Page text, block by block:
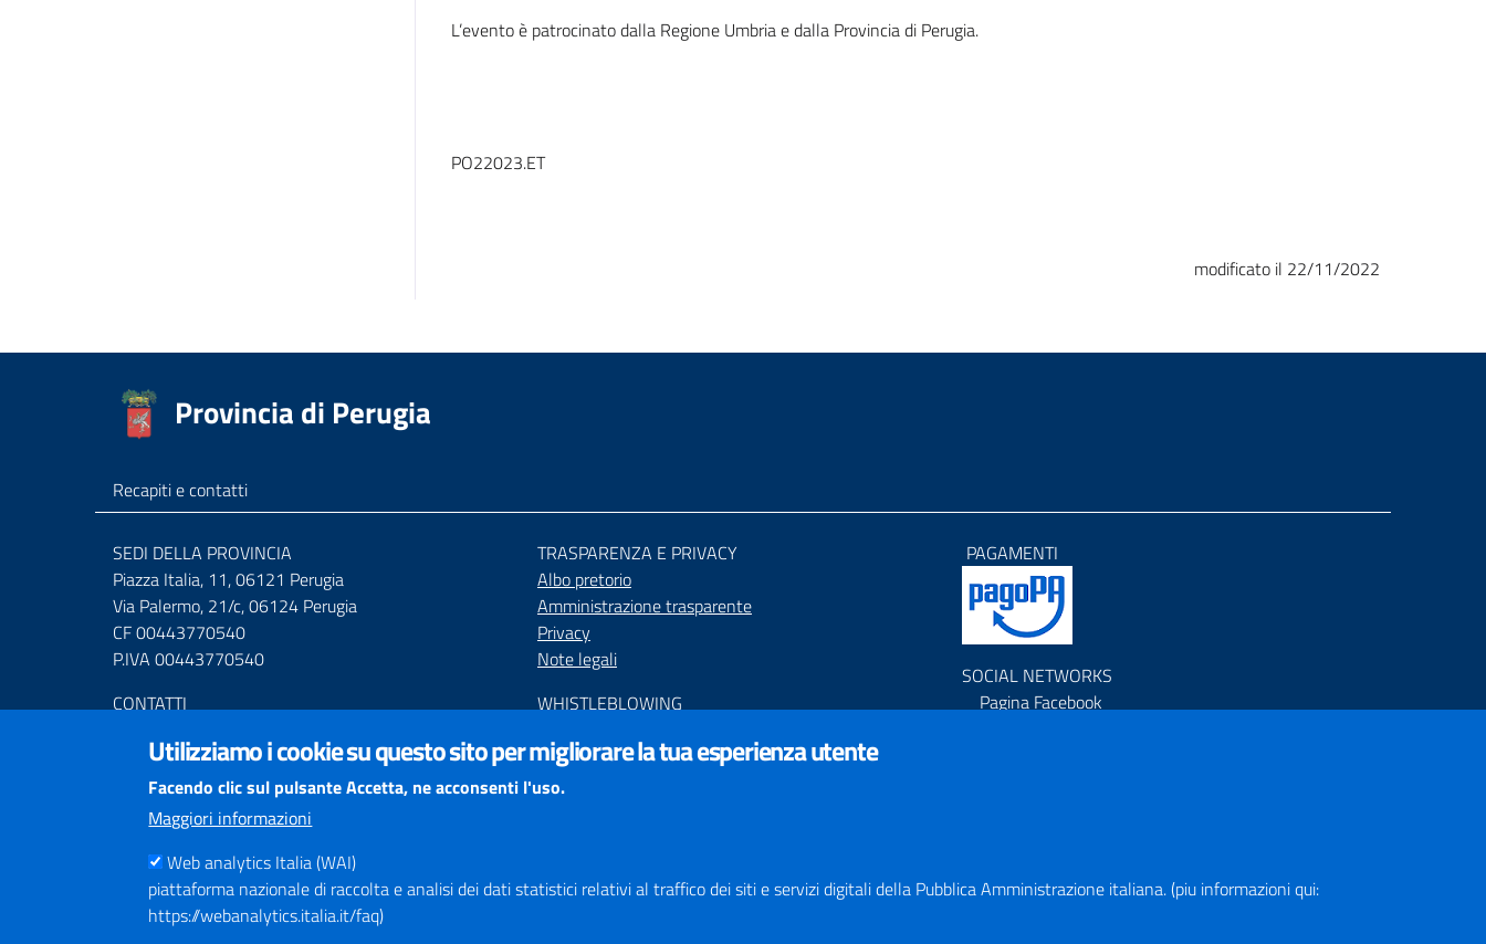
L’evento è patrocinato dalla Regione Umbria e dalla Provincia di Perugia.
PO22023.ET
modificato il 22/11/2022
Provincia di Perugia
Recapiti e contatti
SEDI DELLA PROVINCIA
Piazza Italia, 11, 06121 Perugia
Via Palermo, 21/c, 06124 Perugia
CF 00443770540
P.IVA 00443770540
CONTATTI
Numero Verde 800.01.3474
Mail URPurprov@provincia.perugia.it
Posta elettronica certificata (PEC)
provincia.perugia@postacert.umbria.it
Altri indirizzi PEC della Provincia di Perugia
Centrale Operativa Polizia provinciale 075.32111
TRASPARENZA E PRIVACY
Albo pretorio
Amministrazione trasparente
Privacy
Note legali
WHISTLEBLOWING
ACCESSIBILIT
Dichiarazione di accessibilità
Responsabile del Procedimento di Pubblicazione (RPP)
PAGAMENTI
SOCIAL NETWORKS
Pagina Facebook
Utilizziamo i cookie su questo sito per migliorare la tua esperienza utente
Facendo clic sul pulsante Accetta, ne acconsenti l'uso.
Maggiori informazioni
Web analytics Italia (WAI)
piattaforma nazionale di raccolta e analisi dei dati statistici relativi al traffico dei siti e servizi digitali della Pubblica Amministrazione italiana. (piu informazioni qui:
https://webanalytics.italia.it/faq)